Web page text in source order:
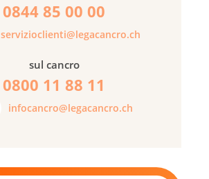
0844 85 00 00
servizioclienti@legacancro.ch
sul cancro
0800 11 88 11
infocancro@legacancro.ch